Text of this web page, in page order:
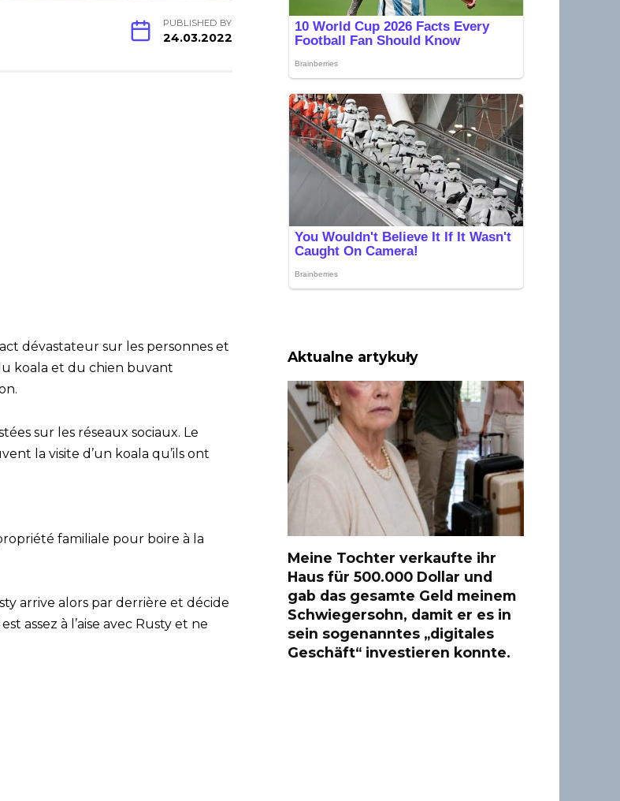
PUBLISHED BY
24.03.2022
dévastateur sur les personnes et
koala et du chien buvant
sur les réseaux sociaux. Le
la visite d’un koala qu’ils ont
familiale pour boire à la
arrive alors par derrière et décide
assez à l’aise avec Rusty et ne
Aktualne artykuły
Meine Tochter verkaufte ihr
Haus für 500.000 Dollar und
gab das gesamte Geld meinem
Schwiegersohn, damit er es in
sein sogenanntes „digitales
Geschäft“ investieren konnte.